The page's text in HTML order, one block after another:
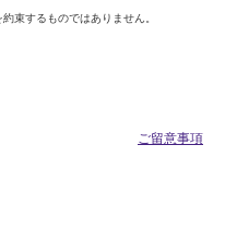
束するものではありません。
ご留意事項